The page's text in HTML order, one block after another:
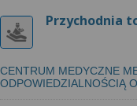
Przychodnia
CENTRUM MEDYCZNE
ODPOWIEDZIALNOŚCIĄ